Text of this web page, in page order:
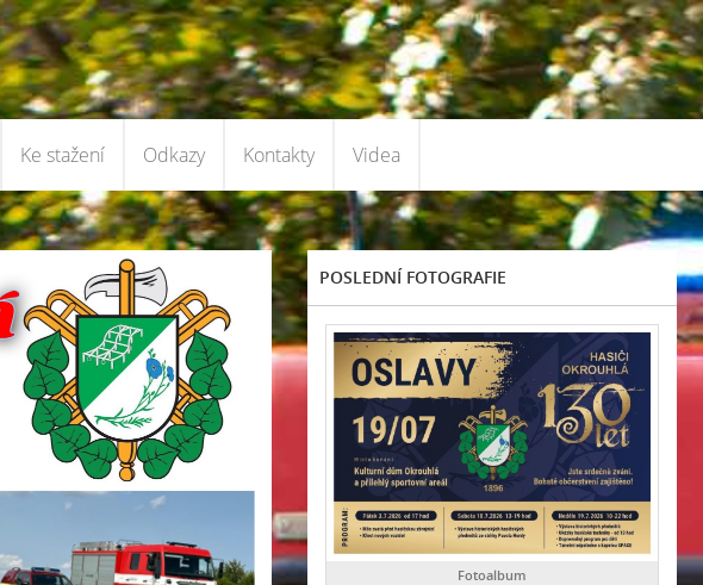
Ke stažení Odkazy Kontakty Videa
POSLEDNÍ FOTOGRAFIE
Fotoalbum